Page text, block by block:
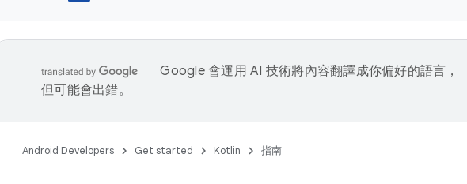
Google 會運用 AI 技術將內容翻譯成你偏好的語言，
但可能會出錯。
Android Developers Get started Kotlin 指南